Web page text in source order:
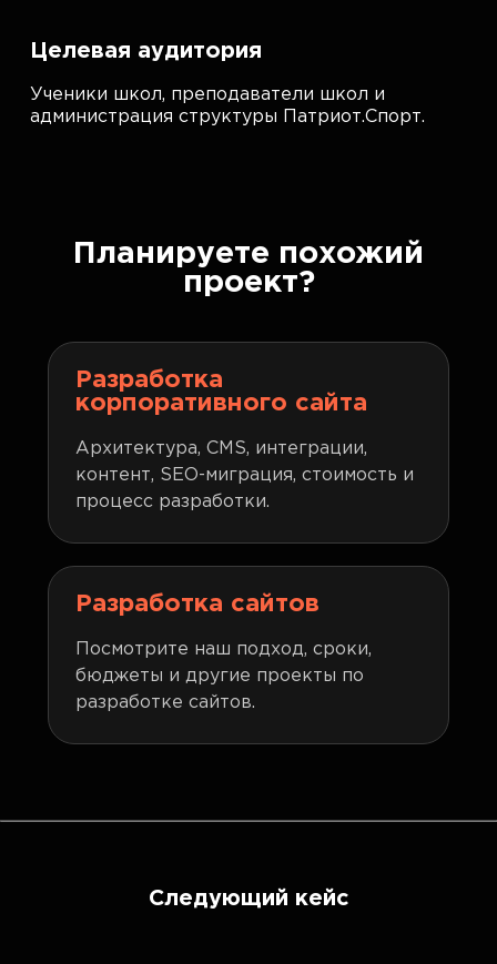
Целевая аудитория
Ученики школ, преподаватели школ и
администрация структуры Патриот.Спорт.
Планируете похожий
проект?
Разработка
корпоративного сайта
Архитектура, CMS, интеграции,
контент, SEO-миграция, стоимость и
процесс разработки.
Разработка сайтов
Посмотрите наш подход, сроки,
бюджеты и другие проекты по
разработке сайтов.
Следующий кейс